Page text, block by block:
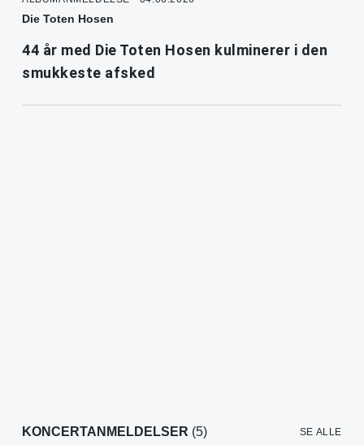
Die Toten Hosen
44 år med Die Toten Hosen kulminerer i den
smukkeste afsked
KONCERTANMELDELSER (5) SE ALLE